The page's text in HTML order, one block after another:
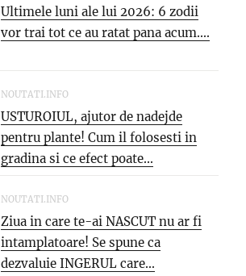
Ultimele luni ale lui 2026: 6 zodii
vor trai tot ce au ratat pana acum....
NOUTATI.INFO
USTUROIUL, ajutor de nadejde
pentru plante! Cum il folosesti in
gradina si ce efect poate...
NOUTATI.INFO
Ziua in care te-ai NASCUT nu ar fi
intamplatoare! Se spune ca
dezvaluie INGERUL care...